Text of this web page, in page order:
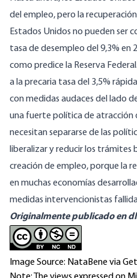
del empleo, pero la
Estados Unidos no pueden ser
tasa de desempleo del 9,3% en
como predice la Reserva
a la precaria tasa del 3,5%
con medidas audaces del lado
una fuerte política de atracción
necesitan separarse de las
liberalizar y reducir los trámites
creación de empleo, porque la
en muchas economías
medidas intervencionistas
Originalmente publicado en
Image Source: NataBene via